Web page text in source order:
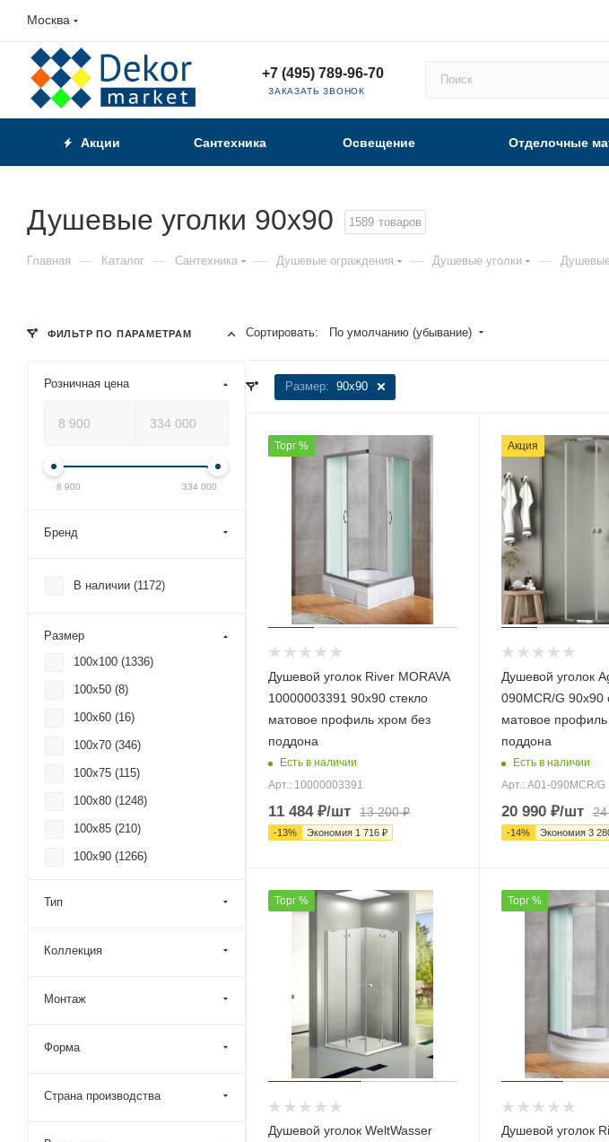
Москва
+7 (495) 789-96-70
ЗАКАЗАТЬ ЗВОНОК
Акции Сантехника Освещение Отделочные
Душевые уголки 90x90 1589 товаров
Главная — Каталог — Сантехника — Душевые ограждения — Душевые уголки —
Сортировать: По умолчанию (убывание)
Размер: 90x90
Торг %
Душевой уголок River MORAVA
10000003391 90х90 стекло
матовое профиль хром без
поддона
Есть в наличии
Арт.: 10000003391
11 484₽/шт 13 200₽
-13% Экономия 1 716 ₽
Акция
Душевой уголок
090MCR/G 90х90
матовое
поддона
Есть в наличии
Арт.: A01-090MCR/G
20 990₽/шт
-14% Экономия 3
Торг %
Душевой уголок WeltWasser
Торг %
Душевой уголок
ФИЛЬТР ПО ПАРАМЕТРАМ
Розничная цена
8 900 334 000
Бренд
В наличии (1172)
Размер
100x100 (1336)
100x50 (8)
100x60 (16)
100x70 (346)
100x75 (115)
100x80 (1248)
100x85 (210)
100x90 (1266)
105x75 (
105x85 (
105x95 ( 93
Тип
Коллекция
Монтаж
Форма
Страна производства